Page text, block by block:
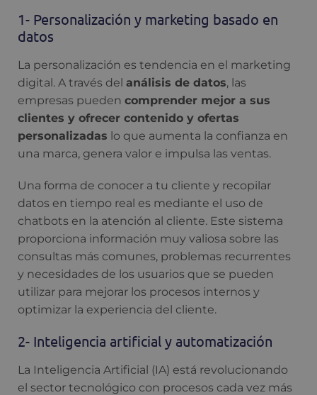
1- Personalización y marketing basado en
datos
La personalización es tendencia en el marketing
digital. A través del análisis de datos, las
empresas pueden comprender mejor a sus
clientes y ofrecer contenido y ofertas
personalizadas lo que aumenta la confianza en
una marca, genera valor e impulsa las ventas.
Una forma de conocer a tu cliente y recopilar
datos en tiempo real es mediante el uso de
chatbots en la atención al cliente. Este sistema
proporciona información muy valiosa sobre las
consultas más comunes, problemas recurrentes
y necesidades de los usuarios que se pueden
utilizar para mejorar los procesos internos y
optimizar la experiencia del cliente.
2- Inteligencia artificial y automatización
La Inteligencia Artificial (IA) está revolucionando
el sector tecnológico con procesos cada vez más